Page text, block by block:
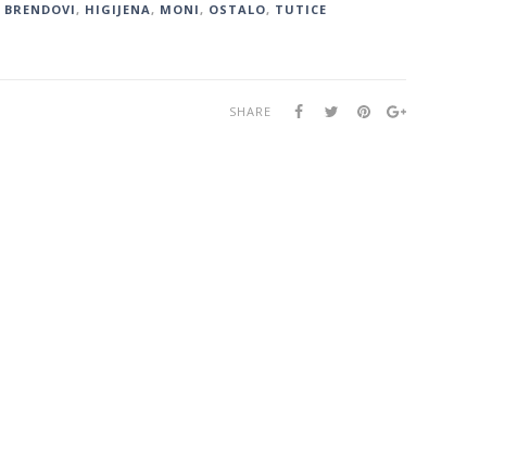
BRENDOVI, HIGIJENA, MONI, OSTALO, TUTICE
SHARE